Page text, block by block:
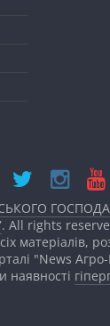
. All rights
матеріалів,
"News
наявності